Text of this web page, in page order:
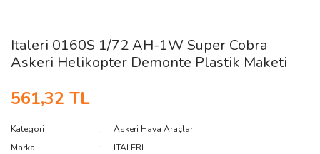
Italeri 0160S 1/72 AH-1W Super Cobra
Askeri Helikopter Demonte Plastik Maketi
561,32 TL
Kategori
Askeri Hava Araçları
Marka
ITALERI